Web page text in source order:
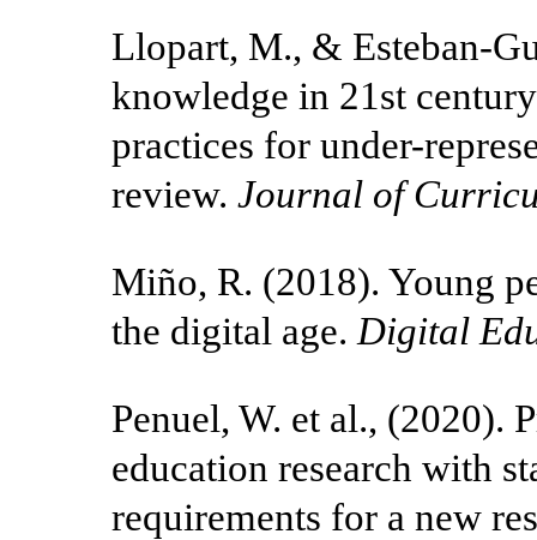
Llopart, M., & Esteban-
knowledge in 21st
practices for under-
review.Journal of
Miño, R. (2018). Young
the digital age. Digital
Penuel, W. et al., (2020).
education research with
requirements for a new